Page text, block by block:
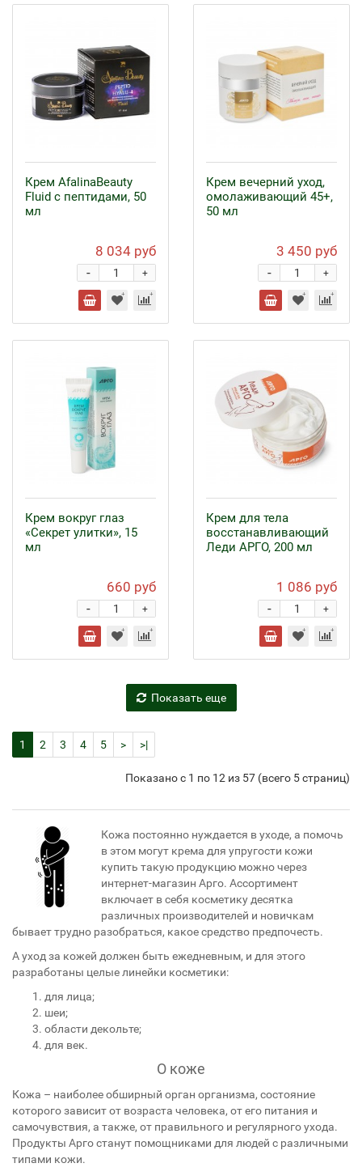
Крем AfalinaBeauty
Fluid с пептидами, 50
мл
8 034 руб
+
-
Крем вечерний уход,
омолаживающий 45+,
50 мл
3 450 руб
+
-
Крем вокруг глаз
«Секрет улитки», 15
мл
660 руб
+
-
Крем для тела
восстанавливающий
Леди АРГО, 200 мл
1 086 руб
+
-
Показать еще
1 2 3 4 5 > >|
Показано с 1 по 12 из 57 (всего 5 страниц)
Кожа постоянно нуждается в уходе, а помочь
в этом могут крема для упругости кожи
купить такую продукцию можно через
интернет-магазин Арго. Ассортимент
включает в себя косметику десятка
различных производителей и новичкам
бывает трудно разобраться, какое средство предпочесть.
А уход за кожей должен быть ежедневным, и для этого
разработаны целые линейки косметики:
для лица;
шеи;
области декольте;
для век.
О коже
Кожа – наиболее обширный орган организма, состояние
которого зависит от возраста человека, от его питания и
самочувствия, а также, от правильного и регулярного ухода.
Продукты Арго станут помощниками для людей с различными
типами кожи.